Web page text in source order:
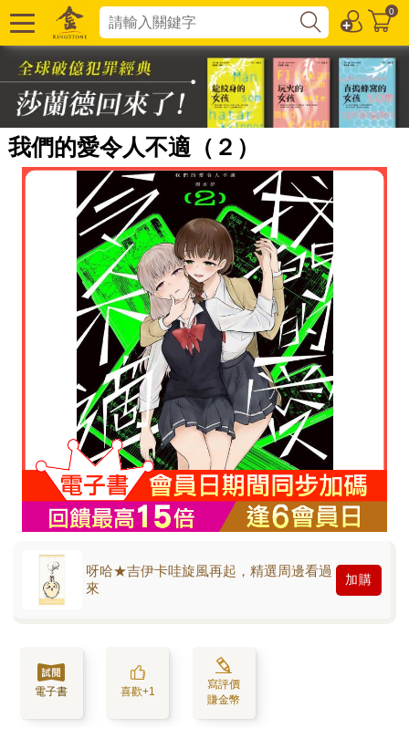
0
我們的愛令人不適（２）
呀哈★吉伊卡哇旋風再起，精選周邊看過
來
加購
電子書 喜歡+1
寫評價
賺金幣